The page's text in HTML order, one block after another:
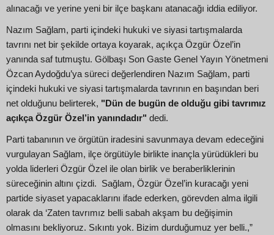
alınacağı ve yerine yeni bir ilçe başkanı atanacağı iddia ediliyor.
Nazım Sağlam, parti içindeki hukuki ve siyasi tartışmalarda
tavrını net bir şekilde ortaya koyarak, açıkça Özgür Özel’in
yanında saf tutmuştu. Gölbaşı Son Gaste Genel Yayın Yönetmeni
Özcan Aydoğdu’ya süreci değerlendiren Nazım Sağlam, parti
içindeki hukuki ve siyasi tartışmalarda tavrının en başından beri
net olduğunu belirterek, "Dün de bugün de olduğu gibi tavrımız
açıkça Özgür Özel’in yanındadır" dedi.
Parti tabanının ve örgütün iradesini savunmaya devam edeceğini
vurgulayan Sağlam, ilçe örgütüyle birlikte inançla yürüdükleri bu
yolda liderleri Özgür Özel ile olan birlik ve beraberliklerinin
süreceğinin altını çizdi. Sağlam, Özgür Özel’in kuracağı yeni
partide siyaset yapacaklarını ifade ederken, görevden alma ilgili
olarak da ‘Zaten tavrımız belli sabah akşam bu değişimin
olmasını bekliyoruz. Sıkıntı yok. Bizim durduğumuz yer belli.,”